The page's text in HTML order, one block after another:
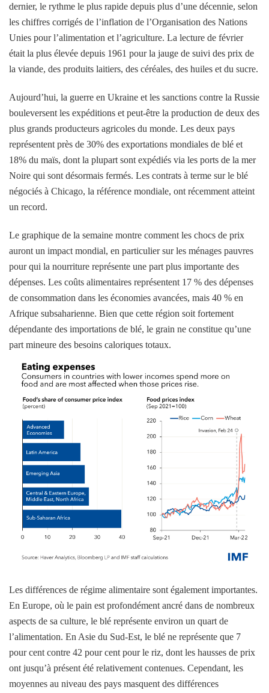
dernier, le rythme le plus rapide depuis plus d’une décennie, selon
les chiffres corrigés de l’inflation de l’Organisation des Nations
Unies pour l’alimentation et l’agriculture. La lecture de février
était la plus élevée depuis 1961 pour la jauge de suivi des prix de
la viande, des produits laitiers, des céréales, des huiles et du sucre.
Aujourd’hui, la guerre en Ukraine et les sanctions contre la Russie
bouleversent les expéditions et peut-être la production de deux des
plus grands producteurs agricoles du monde. Les deux pays
représentent près de 30% des exportations mondiales de blé et
18% du maïs, dont la plupart sont expédiés via les ports de la mer
Noire qui sont désormais fermés. Les contrats à terme sur le blé
négociés à Chicago, la référence mondiale, ont récemment atteint
un record.
Le graphique de la semaine montre comment les chocs de prix
auront un impact mondial, en particulier sur les ménages pauvres
pour qui la nourriture représente une part plus importante des
dépenses. Les coûts alimentaires représentent 17 % des dépenses
de consommation dans les économies avancées, mais 40 % en
Afrique subsaharienne. Bien que cette région soit fortement
dépendante des importations de blé, le grain ne constitue qu’une
part mineure des besoins caloriques totaux.
Les différences de régime alimentaire sont également importantes.
En Europe, où le pain est profondément ancré dans de nombreux
aspects de sa culture, le blé représente environ un quart de
l’alimentation. En Asie du Sud-Est, le blé ne représente que 7
pour cent contre 42 pour cent pour le riz, dont les hausses de prix
ont jusqu’à présent été relativement contenues. Cependant, les
moyennes au niveau des pays masquent des différences